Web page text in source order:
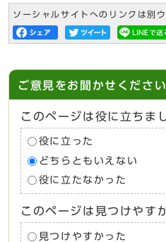
ソーシャルサイトへのリンクは別
ご意見をお聞かせください
このページは役に立ちま
役に立った
どちらともいえない
役に立たなかった
このページは見つけやす
見つけやすかった